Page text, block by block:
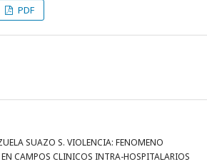
PDF
SUAZO S. VIOLENCIA: FENOMENO
EN CAMPOS CLINICOS INTRA-HOSPITALARIOS